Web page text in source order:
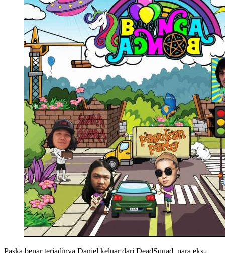
Paska benar terjadinya Daniel keluar dari DeadSquad, para eks-